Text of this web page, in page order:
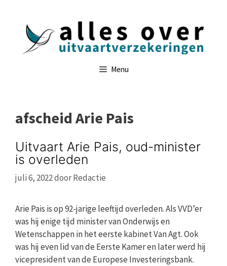
Menu
afscheid Arie Pais
Uitvaart Arie Pais, oud-minister
is overleden
juli 6, 2022doorRedactie
Arie Pais is op 92-jarige leeftijd overleden. Als VVD’er
was hij enige tijd minister van Onderwijs en
Wetenschappen in het eerste kabinet Van Agt. Ook
was hij even lid van de Eerste Kamer en later werd hij
vicepresident van de Europese Investeringsbank.